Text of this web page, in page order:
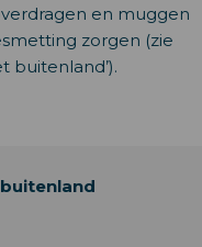
en muggen
zorgen (zie
buitenland’).